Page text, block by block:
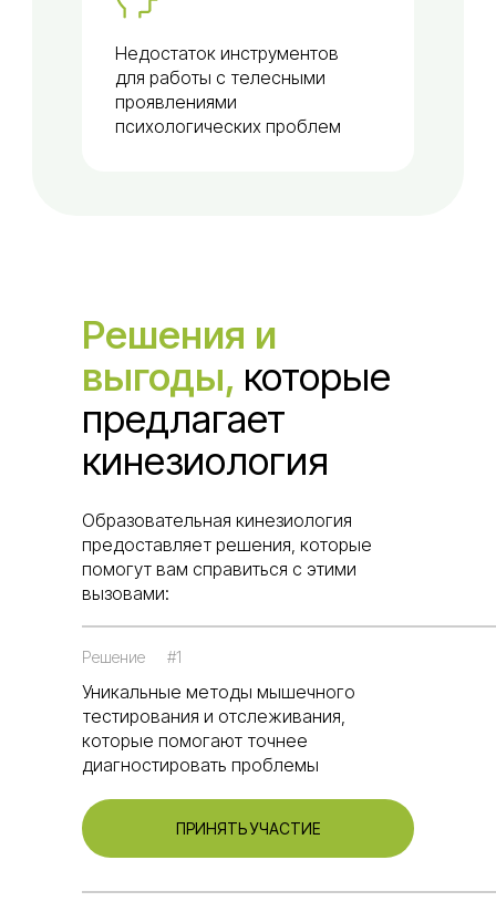
Недостаток инструментов
для работы с телесными
проявлениями
психологических проблем
Решения и
выгоды, которые
предлагает
кинезиология
Образовательная кинезиология
предоставляет решения, которые
помогут вам справиться с этими
вызовами:
Уникальные методы мышечного
тестирования и отслеживания,
которые помогают точнее
диагностировать проблемы
Решение #1
ПРИНЯТЬ УЧАСТИЕ